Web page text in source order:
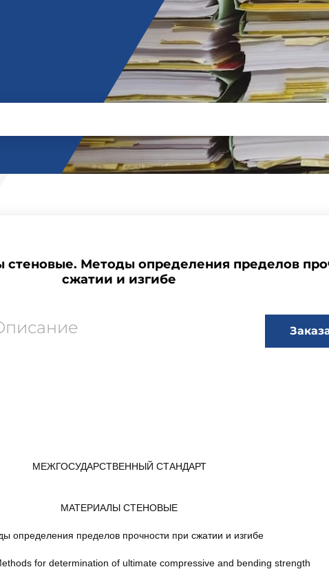
стеновые. Методы определения пределов
сжатии и изгибе
МЕЖГОСУДАРСТВЕННЫЙ СТАНДАРТ
МАТЕРИАЛЫ СТЕНОВЫЕ
определения пределов прочности при сжатии и изгибе
for determination of ultimate compressive and bending strength